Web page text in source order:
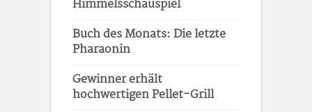
Himmelsschauspiel
Buch des Monats: Die letzte
Pharaonin
Gewinner erhält
hochwertigen Pellet-Grill